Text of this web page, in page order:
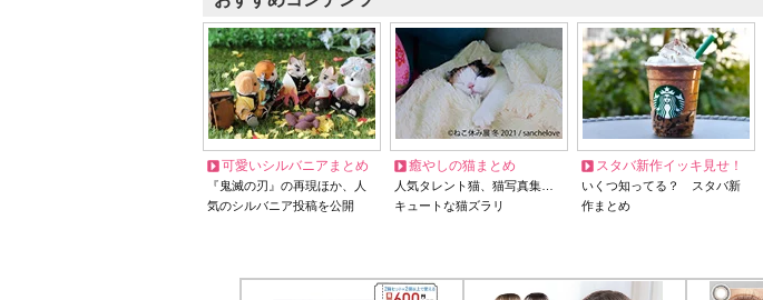
可愛いシルバニアまとめ
『鬼滅の刃』の再現ほか、人
気のシルバニア投稿を公開
癒やしの猫まとめ
人気タレント猫、猫写真集…
キュートな猫ズラリ
スタバ新作イッキ見せ！
いくつ知ってる？ スタバ新
作まとめ